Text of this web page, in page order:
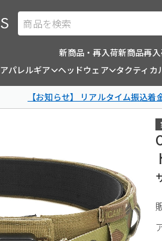
商品を検索
新商品・再入荷新商品再
アパレルギア ヘッドウェア タクティカ
【お知らせ】 リアルタイム振込